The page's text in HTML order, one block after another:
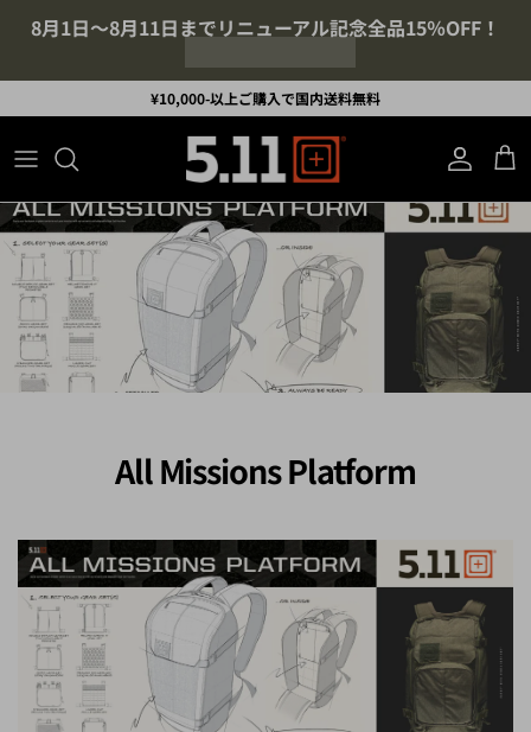
コンテンツへスキップ
8月1日～8月11日までリニューアル記念全品15％OFF！
¥10,000-以上ご購入で国内送料無料
アカウント
カ
All Missions Platform